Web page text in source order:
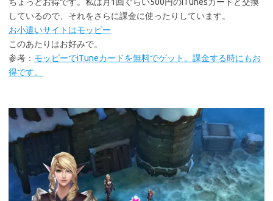
しているので、それをさらに課金に使ったりしています。
お小遣いサイトはモッピー
このあたりはお好みで。
参考： モッピーでiTuneカードを無料でゲット。課金する時にもお
得です。